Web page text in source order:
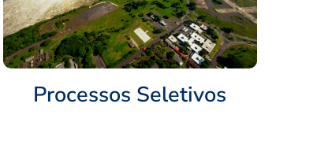
Processos Seletivos